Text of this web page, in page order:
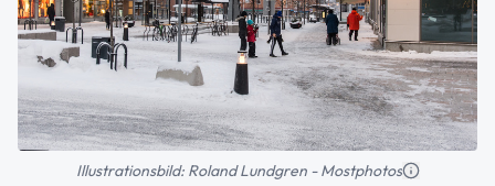
Illustrationsbild: Roland Lundgren - Mostphotos